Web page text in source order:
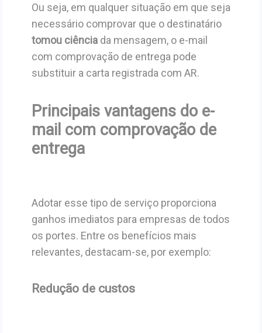
Ou seja, em qualquer situação em que seja
necessário comprovar que o destinatário
tomou ciênciada mensagem, o e-mail
com comprovação de entrega pode
substituir a carta registrada com AR.
Principais vantagens do e-
mail com comprovação de
entrega
Adotar esse tipo de serviço proporciona
ganhos imediatos para empresas de todos
os portes. Entre os benefícios mais
relevantes, destacam-se, por exemplo:
Redução de custos